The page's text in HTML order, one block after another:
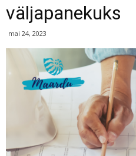
väljapanekuks
mai 24, 2023